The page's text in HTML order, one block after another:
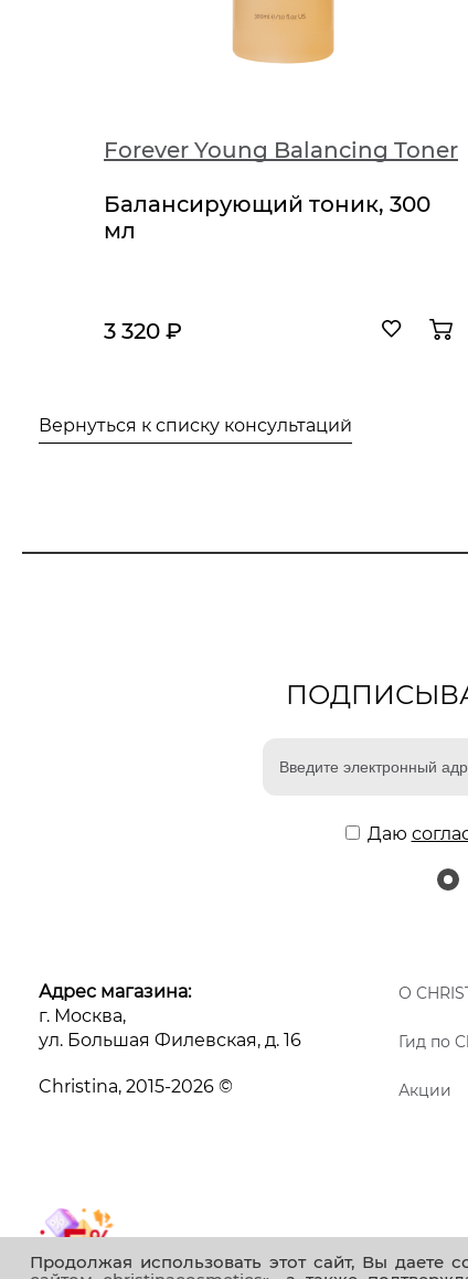
Продолжая использовать этот сайт, Вы даете
Forever Young Balancing Toner
Балансирующий тоник, 300
мл
3 320 ₽
Вернуться к списку консультаций
Даю
Адрес магазина:
г. Москва,
ул. Большая Филевская, д. 16
Christina, 2015-2026 ©
О
Гид по
Акции